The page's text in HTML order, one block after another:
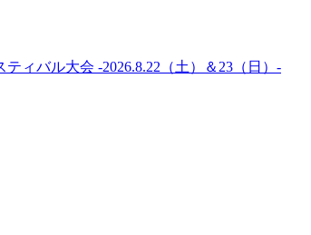
ィバル大会 -2026.8.22（土）＆23（日）-